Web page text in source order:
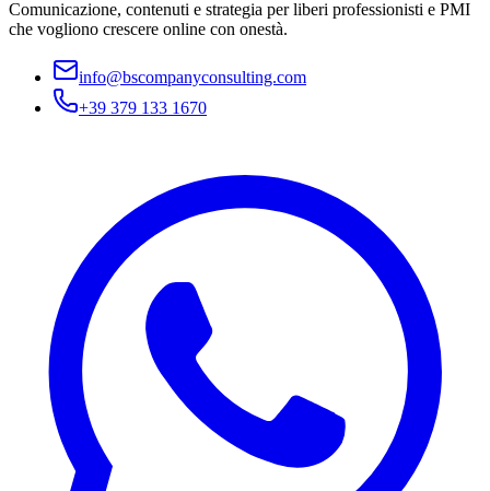
Comunicazione, contenuti e strategia per liberi professionisti e PMI
che vogliono crescere online con onestà.
info@bscompanyconsulting.com
+39 379 133 1670